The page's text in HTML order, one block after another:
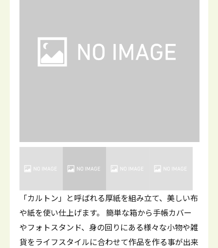
「カルトン」と呼ばれる厚紙を組み立て、美しい布
や紙を使い仕上げます。 簡単な箱から手帳カバー
やフォトスタンド、身の回りにある様々な小物や雑
貨をライフスタイルに合わせて作品を作る事が出来